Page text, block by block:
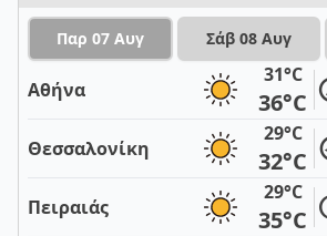
Παρ 07 Αυγ Σάβ 08 Αυγ
Αθήνα
31°C
36°C
Θεσσαλονίκη
29°C
32°C
Πειραιάς
29°C
35°C